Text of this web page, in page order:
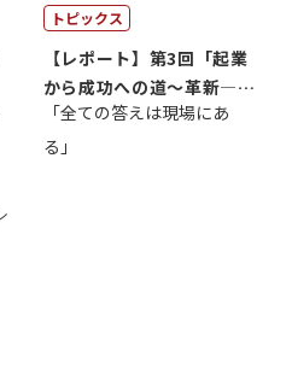
トピックス
【レポート】第3回「起業
から成功への道～革新―挑
戦の先にある...
「全ての答えは現場にあ
る」